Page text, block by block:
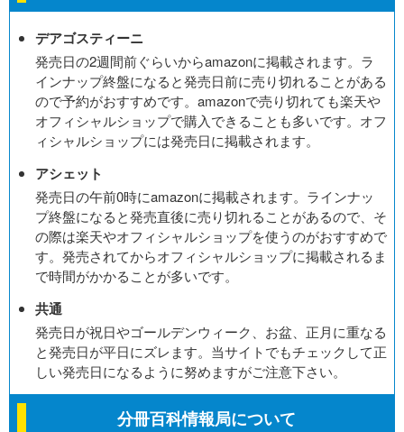
デアゴスティーニ
発売日の2週間前ぐらいからamazonに掲載されます。ラ
インナップ終盤になると発売日前に売り切れることがある
ので予約がおすすめです。amazonで売り切れても楽天や
オフィシャルショップで購入できることも多いです。オフ
ィシャルショップには発売日に掲載されます。
アシェット
発売日の午前0時にamazonに掲載されます。ラインナッ
プ終盤になると発売直後に売り切れることがあるので、そ
の際は楽天やオフィシャルショップを使うのがおすすめで
す。発売されてからオフィシャルショップに掲載されるま
で時間がかかることが多いです。
共通
発売日が祝日やゴールデンウィーク、お盆、正月に重なる
と発売日が平日にズレます。当サイトでもチェックして正
しい発売日になるように努めますがご注意下さい。
分冊百科情報局について